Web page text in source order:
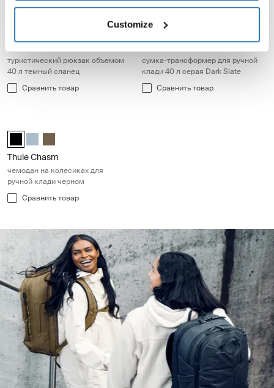
Customize
Thule Aion travel backpack 40L Чёрный
Thule Aion travel backpack 40L Nutria brown
Thule Aion travel backpack 40L Темно-серый шифер
туристический рюкзак объемом
40 л темный сланец
Сравнить товар
Thule Subterra convertible
сумка-трансформер для ручной
клади 40 л серая Dark Slate
Сравнить товар
Thule Chasm wheeled carry-on duffel Чёрный (selected)
Thule Chasm wheeled carry-on duffel Прудово-серый
Thule Chasm wheeled carry-on duffel Темный хаки
Thule Chasm
чемодан на колесиках для
ручной клади черном
Сравнить товар